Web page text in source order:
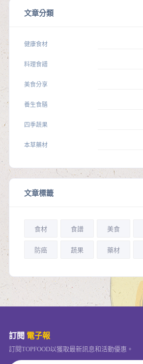
文章分類
健康食材
料理食譜
美食分享
養生食膳
四季蔬果
本草藥材
文章標籤
食材 食譜 美食
防癌 蔬果 藥材
訂閱 電子報
訂閱TOPFOOD以獲取最新訊息和活動優惠。